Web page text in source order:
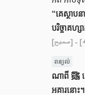
“គេស្ថា
បរិច្ចាគហ្ស
[صحيح]
ពន្យល់
ណាពី ﷺ លោកបានប្រៀបប្រដូចសាសនាអ៊ីស្លាមទៅនឹងសំណង់អគារដ៏រឹងមាំមួយដែលមានសសរគ្រឹះប្រាំដើមដែលទ្រទ្រង់អគារនោះ ហើយចំណុចពិសេសផ្សេងៗទៀតនៃសាសនាអ៊ីស្លាម គឺជាផ្នែកបន្ថែមនៃ
អគារនោះ